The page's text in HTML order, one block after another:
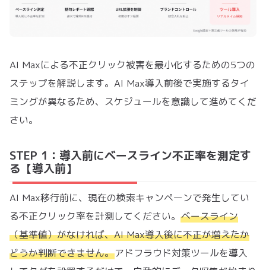
AI Maxによる不正クリック被害を最小化するための5つの
ステップを解説します。AI Max導入前後で実施するタイ
ミングが異なるため、スケジュールを意識して進めてくだ
さい。
STEP 1：導入前にベースライン不正率を測定す
る【導入前】
AI Max移行前に、現在の検索キャンペーンで発生してい
る不正クリック率を計測してください。 ベースライン
（基準値）がなければ、AI Max導入後に不正が増えたか
どうか判断できません。アドフラウド対策ツールを導入